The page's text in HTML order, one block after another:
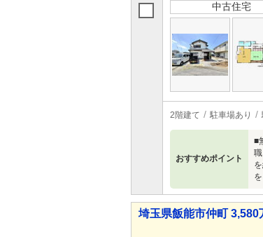
中古住宅
2階建て 駐車場あり
おすすめポイント
■
埼玉県飯能市仲町 3,580